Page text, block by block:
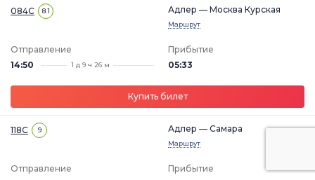
084С 8.1 Адлер — Москва Курская
Маршрут
Отправление
14:50
1 д 9 ч 26 м
Прибытие
05:33
Купить билет
118С 9 Адлер — Самара
Маршрут
Отправление
Прибытие